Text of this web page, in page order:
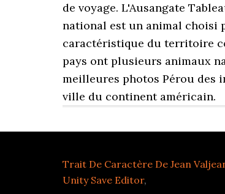
de voyage. L'Ausangate
national est un animal choisi
caractéristique du territoire
pays ont plusieurs animaux
meilleures photos Pérou des
ville du continent américain.
Trait De Caractère De Jean
Unity Save Editor,